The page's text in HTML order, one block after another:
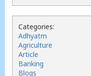
Categories:
Adhyatm
Agriculture
Article
Banking
Blogs